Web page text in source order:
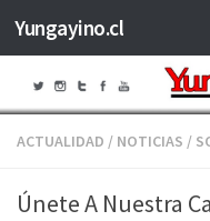
Saltar al contenido
Yungayino.cl
ACTUALIDAD / NOTICIAS /
Únete A Nuestra